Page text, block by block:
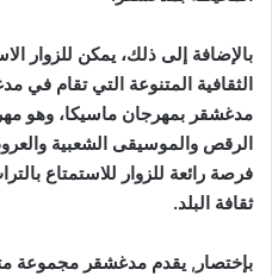
بالإضافة إلى ذلك، يمكن للزوار
الثقافية المتنوعة التي تقام في
مدغشقر بمهرجان ماسيكا، وهو
الرقص والموسيقى الشعبية
فرصة رائعة للزوار للاستمتاع
ثقافة البلد.
بإختصار, يقدم مدغشقر مجموعة